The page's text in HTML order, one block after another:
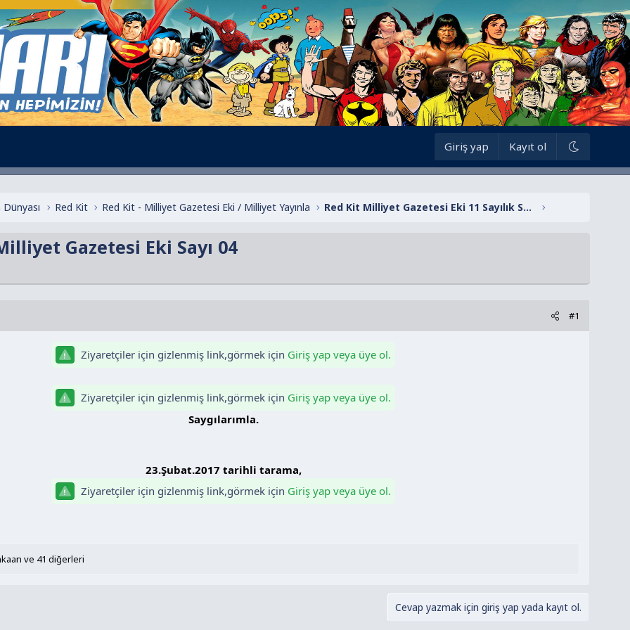
Giriş yap Kayıt ol
Red Kit Red Kit - Milliyet Gazetesi Eki / Milliyet Yayınla Red Kit Milliyet Gazetesi Eki 11 Sayılık Seri (Her
Gazetesi Eki Sayı 04
#1
Ziyaretçiler için gizlenmiş link,görmek için Giriş yap veya üye ol.
Ziyaretçiler için gizlenmiş link,görmek için Giriş yap veya üye ol.
Saygılarımla.
23.Şubat.2017 tarihli tarama,
Ziyaretçiler için gizlenmiş link,görmek için Giriş yap veya üye ol.
ve 41 diğerleri
Cevap yazmak için giriş yap yada kayıt ol.